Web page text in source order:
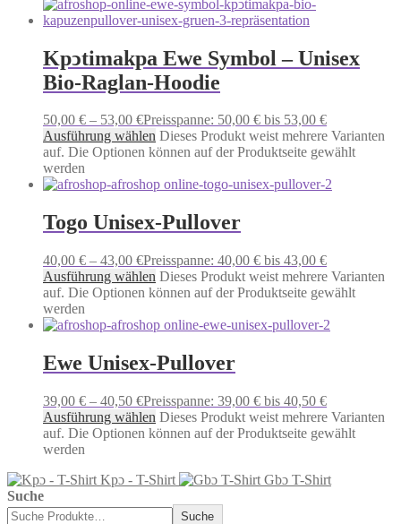
Kpͻtimakpa Ewe Symbol – Unisex
Bio-Raglan-Hoodie
50,00 € – 53,00 €Preisspanne: 50,00 € bis 53,00 €
Ausführung wählen Dieses Produkt weist mehrere Varianten
auf. Die Optionen können auf der Produktseite gewählt
werden
Togo Unisex-Pullover
40,00 € – 43,00 €Preisspanne: 40,00 € bis 43,00 €
Ausführung wählen Dieses Produkt weist mehrere Varianten
auf. Die Optionen können auf der Produktseite gewählt
werden
Ewe Unisex-Pullover
39,00 € – 40,50 €Preisspanne: 39,00 € bis 40,50 €
Ausführung wählen Dieses Produkt weist mehrere Varianten
auf. Die Optionen können auf der Produktseite gewählt
werden
Kpɔ - T-Shirt
Gbɔ T-Shirt
Suche
Suche